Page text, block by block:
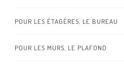
POUR LES ÉTAGÈRES, LE BUREAU
POUR LES MURS, LE PLAFOND